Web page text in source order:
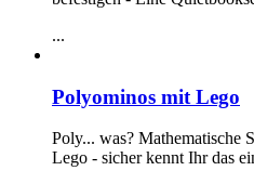
...
Polyominos mit Lego
Poly... was? Mathematische
Lego - sicher kennt Ihr das